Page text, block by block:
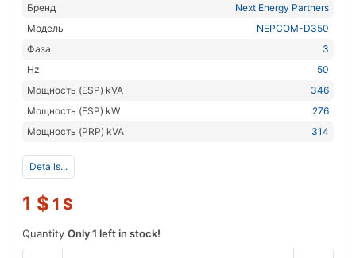
Бренд
Next Energy Partners
Модель
NEPCOM-D350
Фаза
3
Hz
50
Мощность (ESP) kVA
346
Мощность (ESP) kW
276
Мощность (PRP) kVA
314
Details...
1 $ 1 $
Quantity Only 1 left in stock!